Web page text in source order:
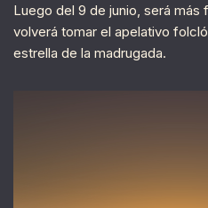
Luego del 9 de junio, será más
volverá tomar el apelativo
estrella de la madrugada.